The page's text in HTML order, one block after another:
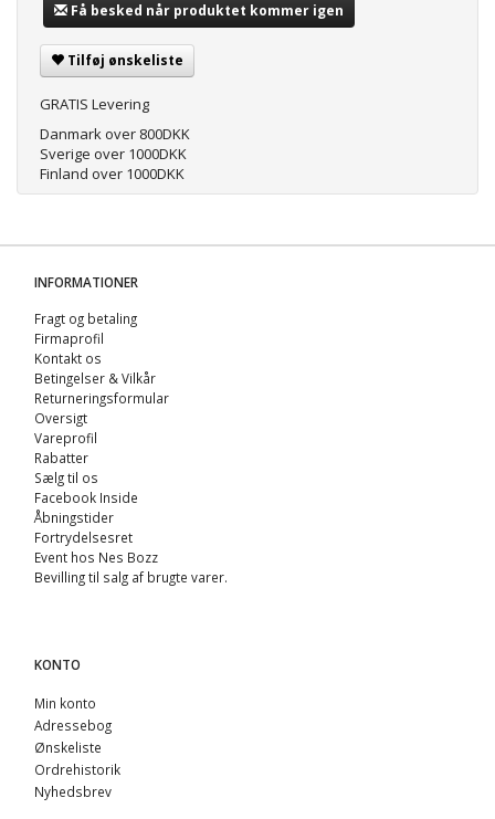
Få besked når produktet kommer igen
Tilføj ønskeliste
GRATIS Levering
Danmark over 800DKK
Sverige over 1000DKK
Finland over 1000DKK
INFORMATIONER
Fragt og betaling
Firmaprofil
Kontakt os
Betingelser & Vilkår
Returneringsformular
Oversigt
Vareprofil
Rabatter
Sælg til os
Facebook Inside
Åbningstider
Fortrydelsesret
Event hos Nes Bozz
Bevilling til salg af brugte varer.
KONTO
Min konto
Adressebog
Ønskeliste
Ordrehistorik
Nyhedsbrev